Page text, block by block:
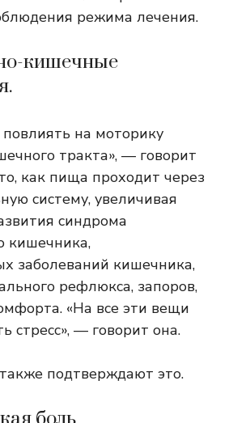
режима лечения.
кишечные
на моторику
тракта», — говорит
как пища проходит через
систему, увеличивая
синдрома
кишечника,
заболеваний кишечника,
рефлюкса, запоров,
«На все эти вещи
стресс», — говорит она.
подтверждают это.